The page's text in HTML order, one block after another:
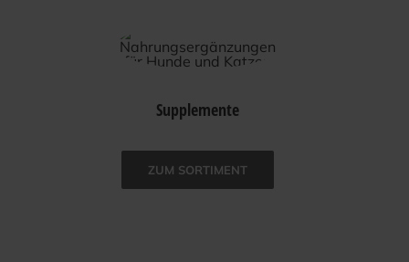
Supplemente
ZUM SOR­TI­MENT